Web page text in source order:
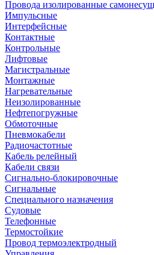
Провода изолированные
Импульсные
Интерфейсные
Контактные
Контрольные
Лифтовые
Магистральные
Монтажные
Нагревательные
Неизолированные
Нефтепогружные
Обмоточные
Пневмокабели
Радиочастотные
Кабель релейный
Кабели связи
Сигнально-блокировочные
Сигнальные
Специального назначения
Судовые
Телефонные
Термостойкие
Провод термоэлектродный